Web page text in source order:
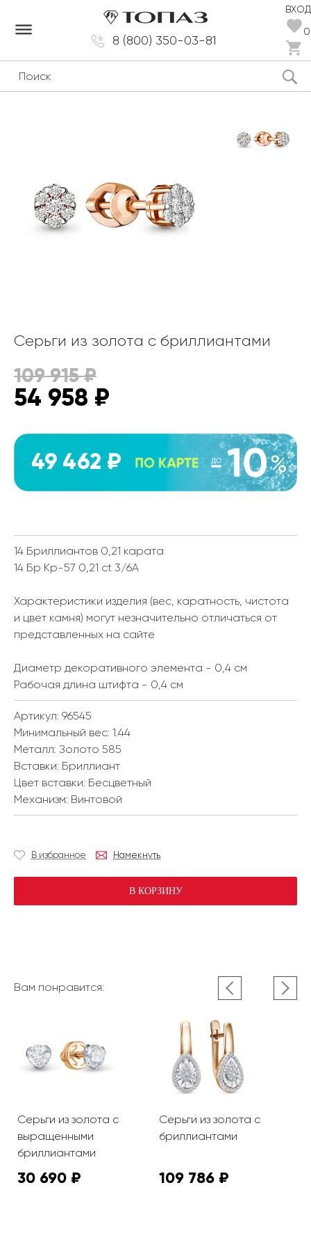
8 (800) 350-03-81
ВХОД
0
dehaze
Серьги из золота с бриллиантами
109 915₽
54 958 ₽
49 462 ₽
14 Бриллиантов 0,21 карата
14 Бр Кр-57 0,21 ct 3/6А
Характеристики изделия (вес, каратность, чистота
и цвет камня) могут незначительно отличаться от
представленных на сайте
Диаметр декоративного элемента - 0,4 см
Рабочая длина штифта - 0,4 см
Артикул: 96545
Минимальный вес: 1.44
Металл: Золото 585
Вставки: Бриллиант
Цвет вставки: Бесцветный
Механизм: Винтовой
В избранное Намекнуть
В КОРЗИНУ
Вам понравится:
Серьги из золота с
выращенными
бриллиантами
30 690 ₽
Серьги из золота с
бриллиантами
109 786 ₽